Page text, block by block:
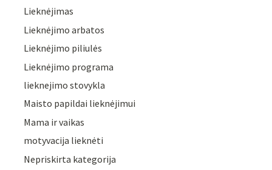
Lieknėjimas
Lieknėjimo arbatos
Lieknėjimo piliulės
Lieknėjimo programa
lieknejimo stovykla
Maisto papildai lieknėjimui
Mama ir vaikas
motyvacija lieknėti
Nepriskirta kategorija